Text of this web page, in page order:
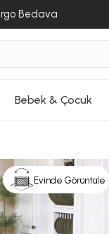
Bedava
Bebek & Çocuk
Evinde Görüntüle